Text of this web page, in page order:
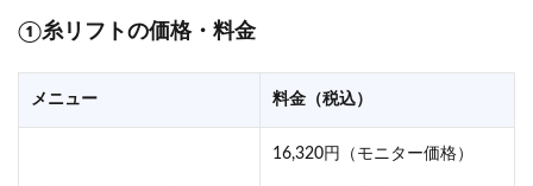
①糸リフトの価格・料金
メニュー 料金（税込）
16,320円（モニター価格）